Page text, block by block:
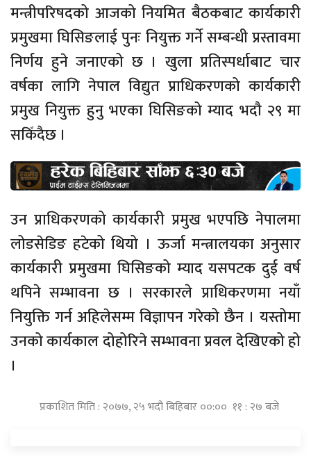
मन्त्रीपरिषदको आजको नियमित बैठकबाट कार्यकारी
प्रमुखमा घिसिङलाई पुनः नियुक्त गर्ने सम्बन्धी प्रस्तावमा
निर्णय हुने जनाएको छ । खुला प्रतिस्पर्धाबाट चार
वर्षका लागि नेपाल विद्युत प्राधिकरणको कार्यकारी
प्रमुख नियुक्त हुनु भएका घिसिङको म्याद भदौ २९ मा
सकिँदैछ ।
उन प्राधिकरणको कार्यकारी प्रमुख भएपछि नेपालमा
लोडसेडिङ हटेको थियो । ऊर्जा मन्त्रालयका अनुसार
कार्यकारी प्रमुखमा घिसिङको म्याद यसपटक दुई वर्ष
थपिने सम्भावना छ । सरकारले प्राधिकरणमा नयाँ
नियुक्ति गर्न अहिलेसम्म विज्ञापन गरेको छैन । यस्तोमा
उनको कार्यकाल दोहोरिने सम्भावना प्रवल देखिएको हो
।
प्रकाशित मिति : २०७७, २५ भदौ बिहिबार ००:०० ११ : २७ बजे